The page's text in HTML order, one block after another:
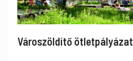
Városzöldítő ötletpályázat